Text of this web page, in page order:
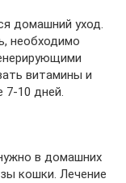
домашний уход.
необходимо
витамины и
7-10 дней.
в домашних
кошки. Лечение